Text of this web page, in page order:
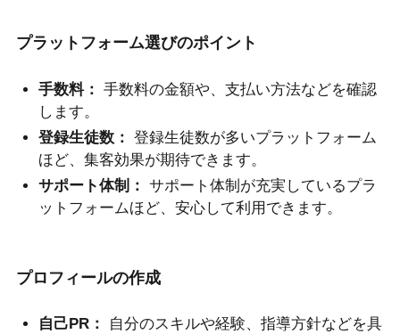
プラットフォーム選びのポイント
手数料： 手数料の金額や、支払い方法などを確認
します。
登録生徒数： 登録生徒数が多いプラットフォーム
ほど、集客効果が期待できます。
サポート体制： サポート体制が充実しているプラ
ットフォームほど、安心して利用できます。
プロフィールの作成
自己PR：
自分のスキルや経験、指導方針などを具